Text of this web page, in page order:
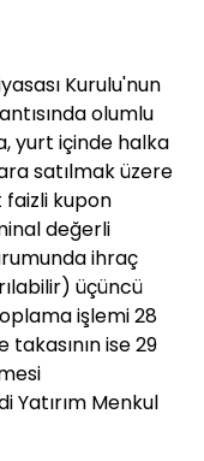
Kurulu'nun
olumlu
yurt içinde halka
satılmak üzere
faizli kupon
değerli
ihraç
üçüncü
işlemi 28
ise 29
Yatırım Menkul